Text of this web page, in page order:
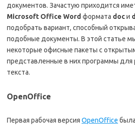
документов. Зачастую приходится
Microsoft Office Word формата docи
подобрать вариант, способный
подобные документы. В этой статье
некоторые офисные пакеты с
представленные в них программы для
текста.
OpenOffice
Первая рабочая версия OpenOffice